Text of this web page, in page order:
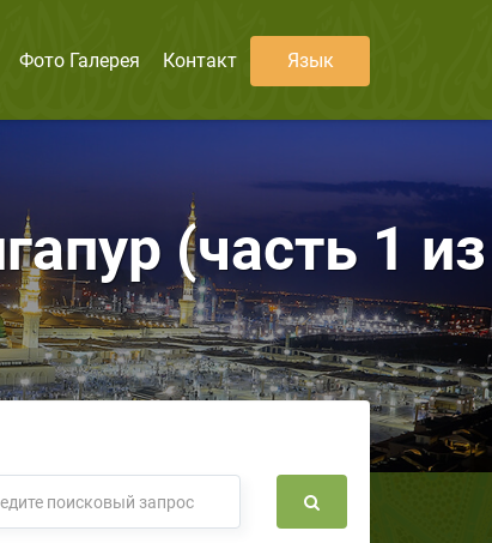
Фото Галерея Контакт Язык
(часть 1 из